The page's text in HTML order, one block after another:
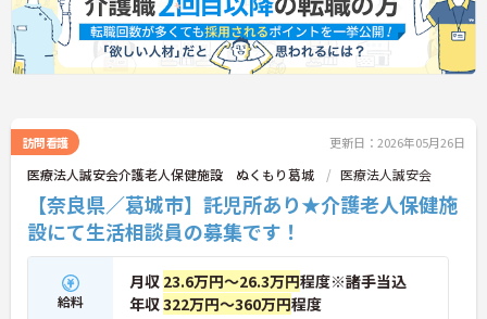
訪問看護 更新日：2026年05月26日
医療法人誠安会介護老人保健施設 ぬくもり葛城 医療法人誠安会
【奈良県／葛城市】託児所あり★介護老人保健施
設にて生活相談員の募集です！
給料
月収 23.6万円～26.3万円程度※諸手当込
年収322万円～360万円程度